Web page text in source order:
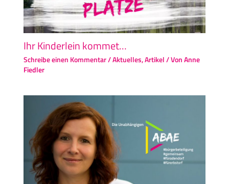
Ihr Kinderlein kommet…
Schreibe einen Kommentar/Aktuelles,Artikel/ VonAnne
Fiedler